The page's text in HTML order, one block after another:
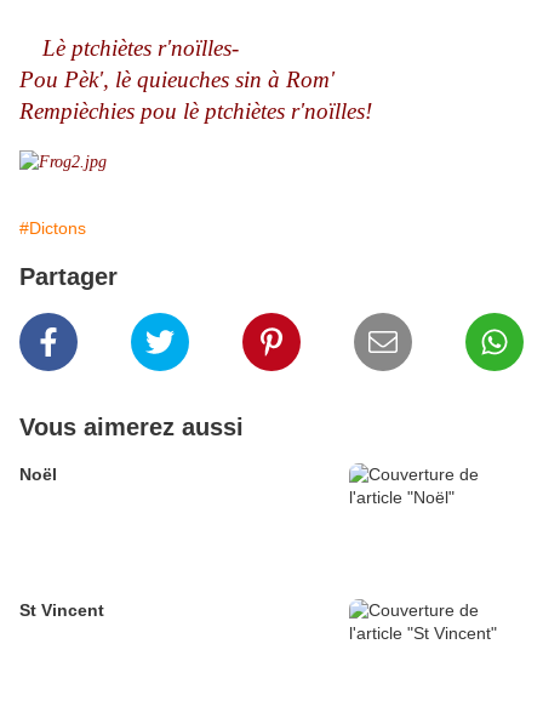
Lè ptchiètes r'noïlles-
Pou Pèk', lè quieuches sin à Rom'
Rempièchies pou lè ptchiètes r'noïlles!
#Dictons
Partager
Vous aimerez aussi
Noël
St Vincent